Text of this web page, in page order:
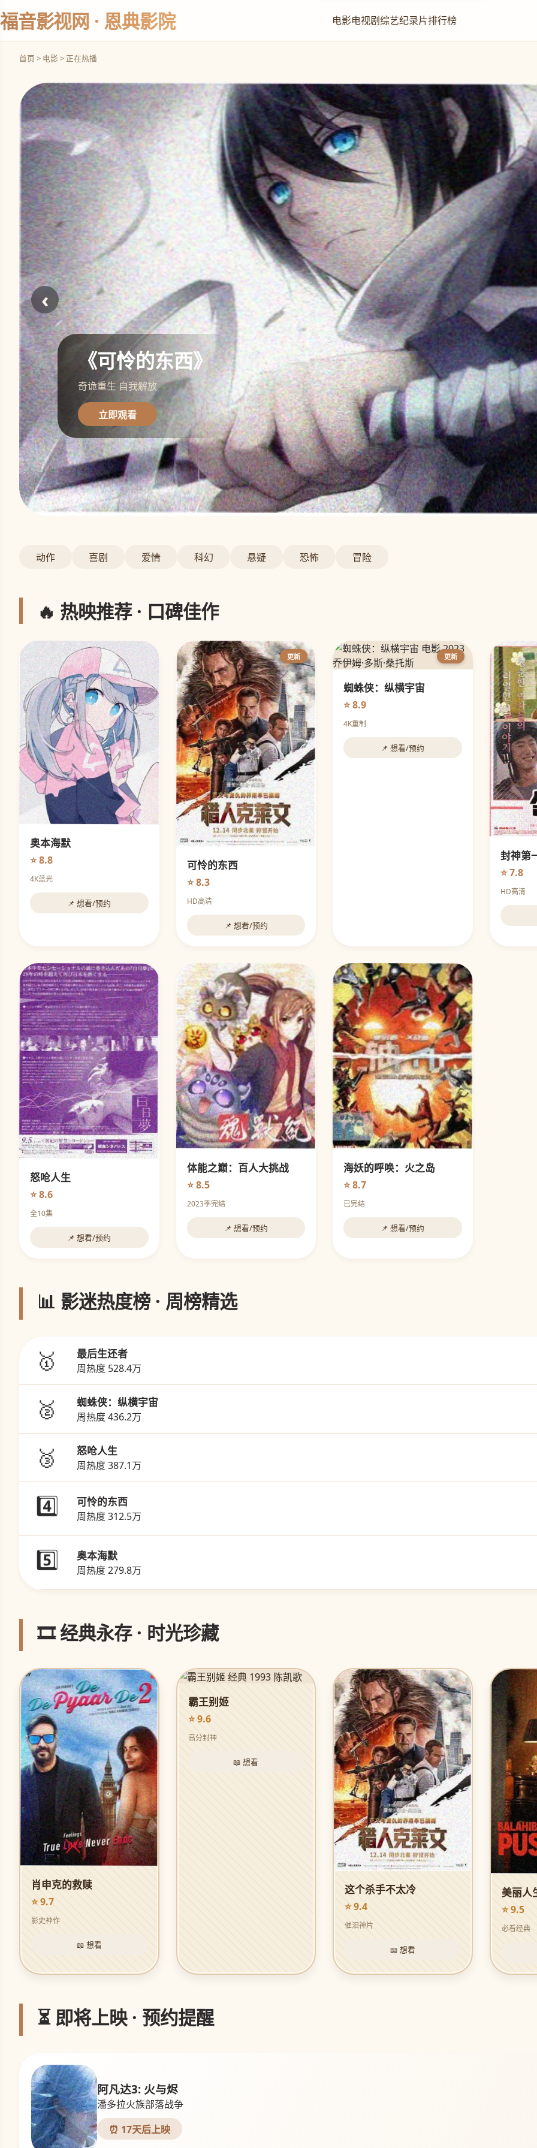
福音影视网 · 恩典影院 电影电视剧综艺纪录片排行榜
首页 > 电影 > 正在热播
《可怜的东西》
奇诡重生 自我解放
立即观看
‹
动作 喜剧 爱情 科幻 悬疑 恐怖 冒险
🔥 热映推荐 · 口碑佳作
奥本海默
⭐ 8.8
4K蓝光
📌 想看/预约
更新
可怜的东西
⭐ 8.3
HD高清
📌 想看/预约
更新
蜘蛛侠：纵横宇宙
⭐ 8.9
4K重制
📌 想看/预约
封神第
⭐ 7.8
HD高清
怒呛人生
⭐ 8.6
全10集
📌 想看/预约
体能之巅：百人大挑战
⭐ 8.5
2023季完结
📌 想看/预约
海妖的呼唤：火之岛
⭐ 8.7
已完结
📌 想看/预约
📊 影迷热度榜 · 周榜精选
🥇 最后生还者
周热度 528.4万
🥈 蜘蛛侠：纵横宇宙
周热度 436.2万
🥉 怒呛人生
周热度 387.1万
4️⃣ 可怜的东西
周热度 312.5万
5️⃣ 奥本海默
周热度 279.8万
🎞️ 经典永存 · 时光珍藏
肖申克的救赎
⭐ 9.7
影史神作
📖 想看
霸王别姬
⭐ 9.6
高分封神
📖 想看
这个杀手不太冷
⭐ 9.4
催泪神片
📖 想看
美丽人
⭐ 9.5
必看经典
⏳ 即将上映 · 预约提醒
阿凡达3: 火与烬
潘多拉火族部落战争
⏰ 17天后上映